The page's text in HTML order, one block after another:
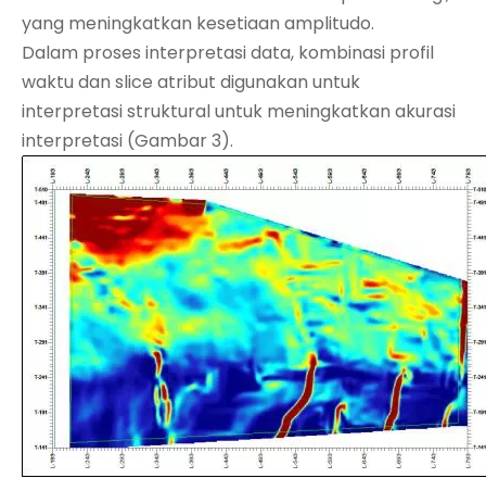
yang meningkatkan kesetiaan amplitudo.
Dalam proses interpretasi data, kombinasi profil
waktu dan slice atribut digunakan untuk
interpretasi struktural untuk meningkatkan akurasi
interpretasi (Gambar 3).